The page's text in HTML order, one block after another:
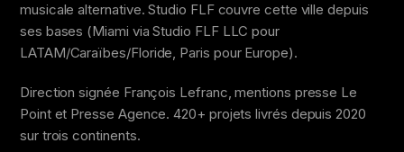
musicale alternative. Studio FLF couvre cette ville depuis
ses bases (Miami via Studio FLF LLC pour
LATAM/Caraïbes/Floride, Paris pour Europe).
Direction signée François Lefranc, mentions presse Le
Point et Presse Agence. 420+ projets livrés depuis 2020
sur trois continents.